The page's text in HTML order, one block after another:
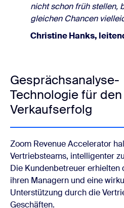
nicht schon früh stellen,
gleichen Chancen
Christine Hanks,
Gesprächsanalyse-
Technologie für den
Verkaufserfolg
Zoom Revenue Accelerator
Vertriebsteams, intelligenter
Die Kundenbetreuer erhielten
ihren Managern und eine
Unterstützung durch die
Geschäften.